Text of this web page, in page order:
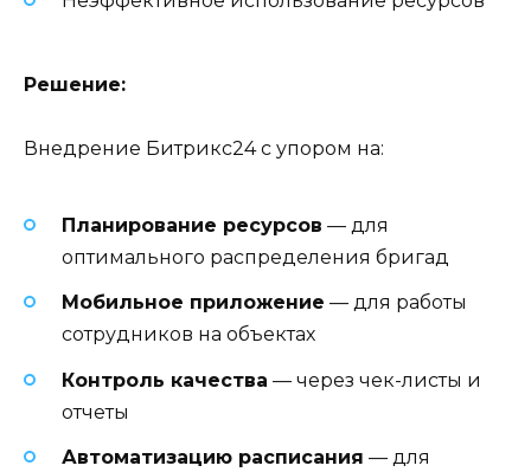
Решение:
Внедрение Битрикс24 с упором на:
Планирование ресурсов — для
оптимального распределения бригад
Мобильное приложение — для работы
сотрудников на объектах
Контроль качества — через чек-листы и
отчеты
Автоматизацию расписания — для